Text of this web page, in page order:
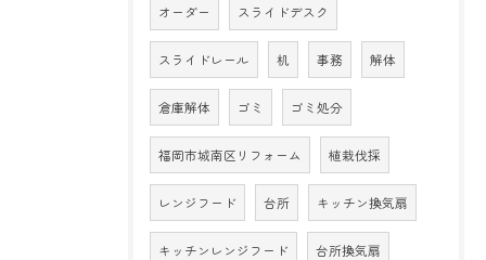
オーダー スライドデスク
スライドレール 机 事務 解体
倉庫解体 ゴミ ゴミ処分
福岡市城南区リフォーム 植栽伐採
レンジフード 台所 キッチン換気扇
キッチンレンジフード 台所換気扇